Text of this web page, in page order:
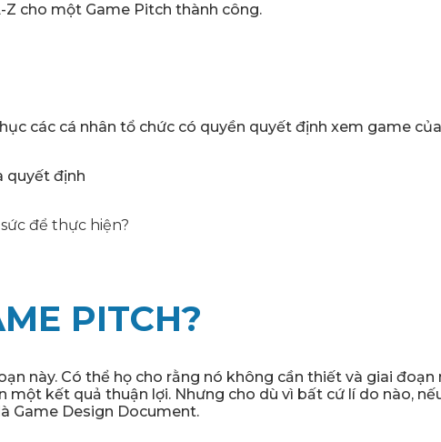
Z cho một Game Pitch thành công.
các cá nhân tổ chức có quyền quyết định xem game
quyết định
để thực hiện?
PITCH?
này. Có thể họ cho rằng nó không cần thiết và giai đoạn
kết quả thuận lợi. Nhưng cho dù vì bất cứ lí do nào,
Game Design Document.